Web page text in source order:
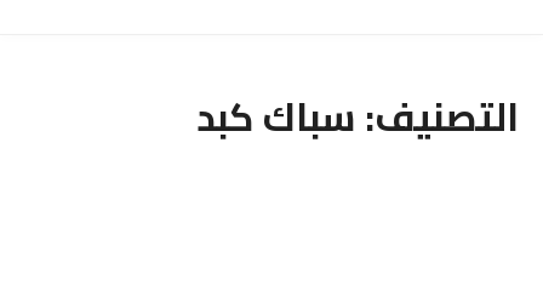
التصنيف:سباك كبد